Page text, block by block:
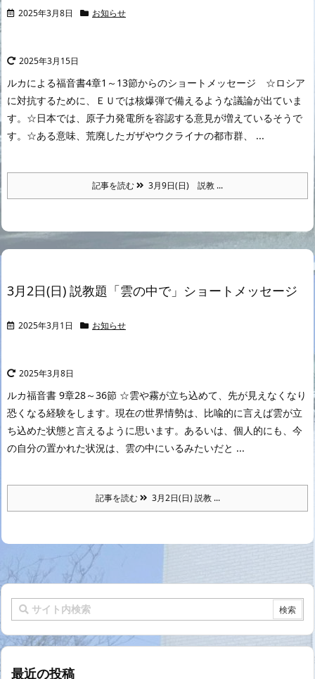
2025年3月8日 お知らせ
2025年3月15日
ルカによる福音書4章1～13節からのショートメッセージ ☆ロシア
に対抗するために、ＥＵでは核爆弾で備えるような議論が出ていま
す。☆日本では、原子力発電所を容認する意見が増えているそうで
す。☆ある意味、荒廃したガザやウクライナの都市群、 ...
記事を読む 3月9日(日) 説教 ...
3月2日(日) 説教題「雲の中で」ショートメッセージ
2025年3月1日 お知らせ
2025年3月8日
ルカ福音書 9章28～36節 ☆雲や霧が立ち込めて、先が見えなくなり
恐くなる経験をします。現在の世界情勢は、比喩的に言えば雲が立
ち込めた状態と言えるように思います。あるいは、個人的にも、今
の自分の置かれた状況は、雲の中にいるみたいだと ...
記事を読む 3月2日(日) 説教 ...
最近の投稿